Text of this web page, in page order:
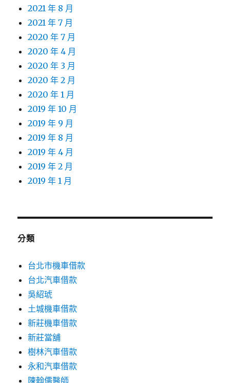
2021 年 8 月
2021 年 7 月
2020 年 7 月
2020 年 4 月
2020 年 3 月
2020 年 2 月
2020 年 1 月
2019 年 10 月
2019 年 9 月
2019 年 8 月
2019 年 4 月
2019 年 2 月
2019 年 1 月
分類
台北市機車借款
台北汽車借款
吳紹琥
土城機車借款
新莊機車借款
新莊當舖
樹林汽車借款
永和汽車借款
陳翰儒醫師